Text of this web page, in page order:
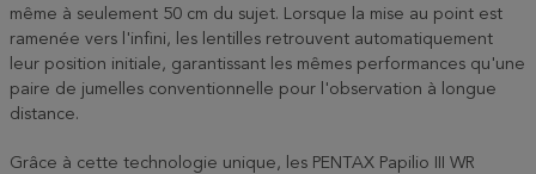
même à seulement 50 cm du sujet. Lorsque la mise au point est
ramenée vers l'infini, les lentilles retrouvent automatiquement
leur position initiale, garantissant les mêmes performances qu'une
paire de jumelles conventionnelle pour l'observation à longue
distance.
Grâce à cette technologie unique, les PENTAX Papilio III WR